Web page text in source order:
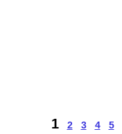
1 2 3 4 5